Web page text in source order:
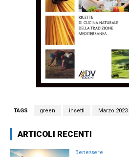
TAGS green insetti Marzo 2023
ARTICOLI RECENTI
Benessere